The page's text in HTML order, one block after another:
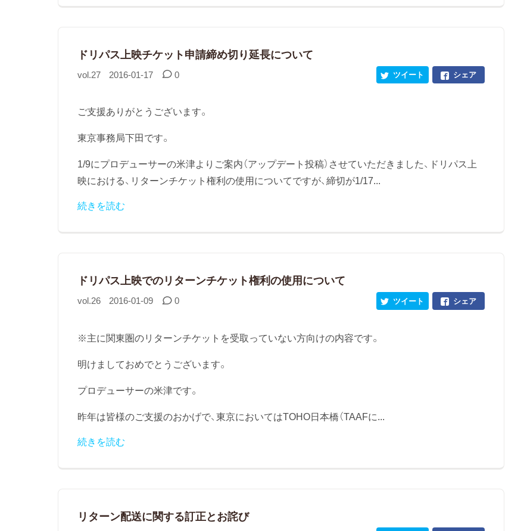
ドリパス上映チケット申請締め切り延長について
vol.27 2016-01-17 0 シェア
ツイート
ご支援ありがとうございます。
東京事務局下田です。
1/9にプロデューサーの米津よりご案内（アップデート投稿）させていただきました、ドリパス上
映における、リターンチケット権利の使用についてですが、締切が1/17...
続きを読む
ドリパス上映でのリターンチケット権利の使用について
vol.26 2016-01-09 0 シェア
ツイート
※主に関東圏のリターンチケットを受取っていない方向けの内容です。
明けましておめでとうございます。
プロデューサーの米津です。
昨年は皆様のご支援のおかげで、東京においてはTOHO日本橋（TAAFに...
続きを読む
リターン配送に関する訂正とお詫び